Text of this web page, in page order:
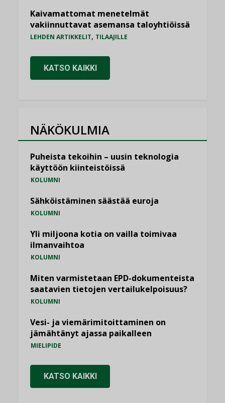
Kaivamattomat menetelmät
vakiinnuttavat asemansa taloyhtiöissä
LEHDEN ARTIKKELIT, TILAAJILLE
KATSO KAIKKI
NÄKÖKULMIA
Puheista tekoihin – uusin teknologia
käyttöön kiinteistöissä
KOLUMNI
Sähköistäminen säästää euroja
KOLUMNI
Yli miljoona kotia on vailla toimivaa
ilmanvaihtoa
KOLUMNI
Miten varmistetaan EPD-dokumenteista
saatavien tietojen vertailukelpoisuus?
KOLUMNI
Vesi- ja viemärimitoittaminen on
jämähtänyt ajassa paikalleen
MIELIPIDE
KATSO KAIKKI